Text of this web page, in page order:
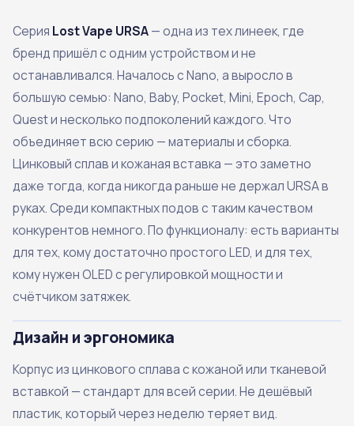
Серия Lost Vape URSA— одна из тех линеек, где
бренд пришёл с одним устройством и не
останавливался. Началось с Nano, а выросло в
большую семью: Nano, Baby, Pocket, Mini, Epoch, Cap,
Quest и несколько подпоколений каждого. Что
объединяет всю серию — материалы и сборка.
Цинковый сплав и кожаная вставка — это заметно
даже тогда, когда никогда раньше не держал URSA в
руках. Среди компактных подов с таким качеством
конкурентов немного. По функционалу: есть варианты
для тех, кому достаточно простого LED, и для тех,
кому нужен OLED с регулировкой мощности и
счётчиком затяжек.
Дизайн и эргономика
Корпус из цинкового сплава с кожаной или тканевой
вставкой — стандарт для всей серии. Не дешёвый
пластик, который через неделю теряет вид.